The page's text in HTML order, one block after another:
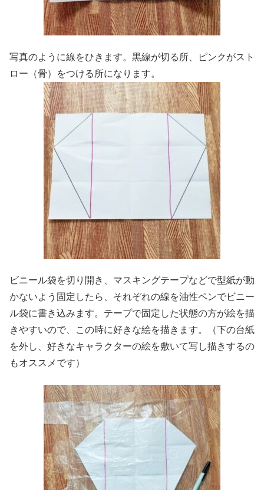
写真のように線をひきます。黒線が切る所、ピンクがスト
ロー（骨）をつける所になります。
ビニール袋を切り開き、マスキングテープなどで型紙が動
かないよう固定したら、それぞれの線を油性ペンでビニー
ル袋に書き込みます。テープで固定した状態の方が絵を描
きやすいので、この時に好きな絵を描きます。（下の台紙
を外し、好きなキャラクターの絵を敷いて写し描きするの
もオススメです）